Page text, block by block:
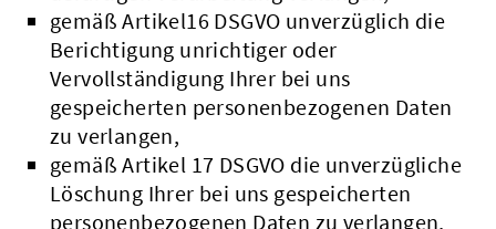
gemäß Artikel16 DSGVO unverzüglich die
Berichtigung unrichtiger oder
Vervollständigung Ihrer bei uns
gespeicherten personenbezogenen Daten
zu verlangen,
gemäß Artikel 17 DSGVO die unverzügliche
Löschung Ihrer bei uns gespeicherten
personenbezogenen Daten zu verlangen,